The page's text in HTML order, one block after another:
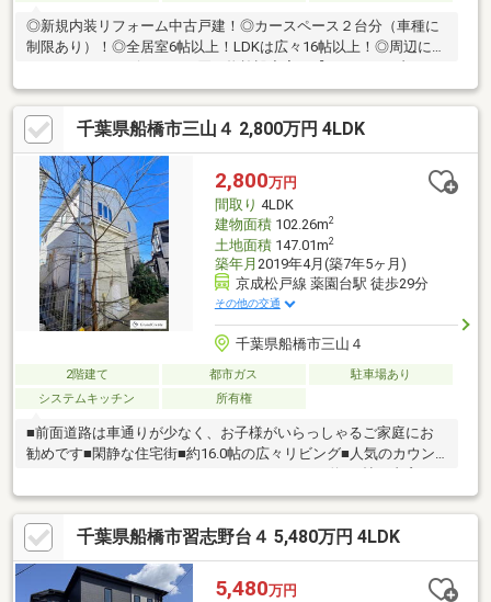
◎新規内装リフォーム中古戸建！◎カースペース２台分（車種に
制限あり）！◎全居室6帖以上！LDKは広々16帖以上！◎周辺には
スーパーやコンビニなどお買い物施設充実！【リフォーム内
容】・和室→洋室へ変更・キッチン交換・浴室交換・洗面化粧台
交換・トイレ交換・給湯機交換・全室新規フローリング・全室ク
ロス貼替・ハウスクリーニングなど
千葉県船橋市三山４ 2,800万円 4LDK
2,800万円
間取り 4LDK
建物面積102.26m2
土地面積147.01m2
築年月 2019年4月(築7年5ヶ月)
京成松戸線 薬園台駅 徒歩29分
その他の交通
千葉県船橋市三山４
2階建て 都市ガス
駐車場あり
システムキッチン
所有権
■前面道路は車通りが少なく、お子様がいらっしゃるご家庭にお
勧めです■閑静な住宅街■約16.0帖の広々リビング■人気のカウン
■ルーフバルコニー付き■2階の居室は全室6帖以上あり使いやすい
間取り
千葉県船橋市習志野台４ 5,480万円 4LDK
5,480万円